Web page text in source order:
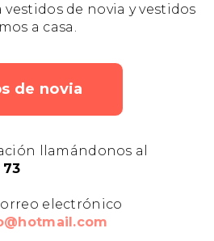
de novia y vestidos
a casa.
de novia
llamándonos al
electrónico